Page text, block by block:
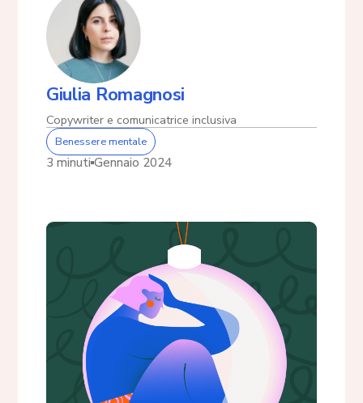
Giulia Romagnosi
Copywriter e comunicatrice inclusiva
Benessere mentale
3 minuti Gennaio 2024